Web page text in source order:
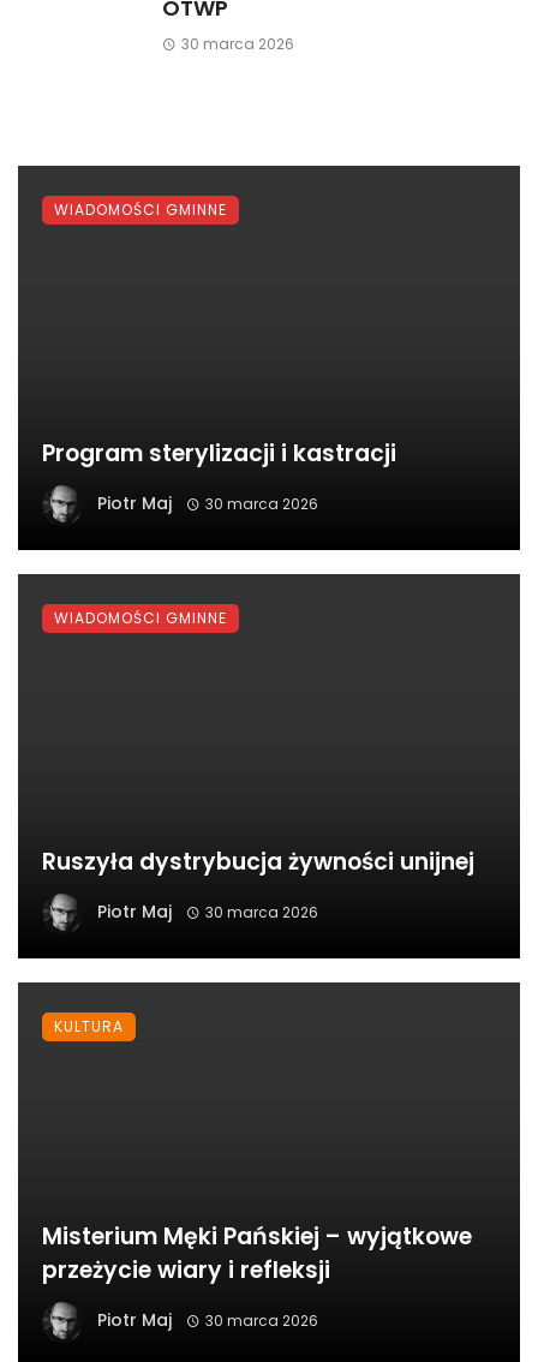
OTWP
30 marca 2026
Program sterylizacji i kastracji
Piotr Maj 30 marca 2026
WIADOMOŚCI GMINNE
Ruszyła dystrybucja żywności unijnej
Piotr Maj 30 marca 2026
WIADOMOŚCI GMINNE
Misterium Męki Pańskiej – wyjątkowe
przeżycie wiary i refleksji
Piotr Maj 30 marca 2026
KULTURA